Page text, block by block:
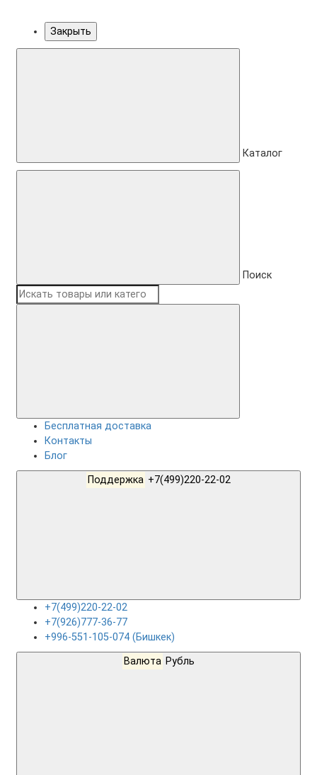
Закрыть
Каталог
Поиск
Бесплатная доставка
Контакты
Блог
Поддержка
+7(499)220-22-02
+7(926)777-36-77
+996-551-105-074 (Бишкек)
Валюта Рубль